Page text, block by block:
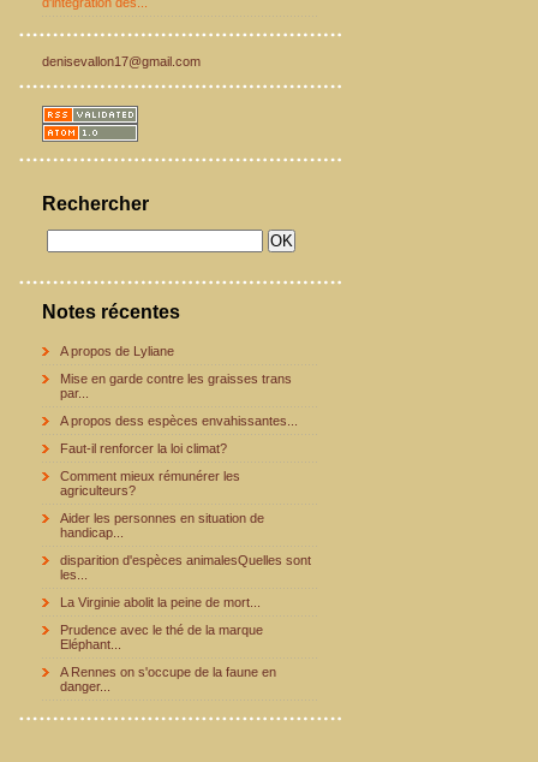
denisevallon17@gmail.com
Rechercher
Notes récentes
A propos de Lyliane
Mise en garde contre les graisses trans
par...
A propos dess espèces envahissantes...
Faut-il renforcer la loi climat?
Comment mieux rémunérer les
agriculteurs?
Aider les personnes en situation de
handicap...
disparition d'espèces animalesQuelles sont
les...
La Virginie abolit la peine de mort...
Prudence avec le thé de la marque
Eléphant...
A Rennes on s'occupe de la faune en
danger...